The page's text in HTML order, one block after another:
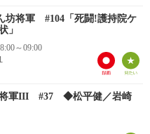
坊将軍 #104「死闘!護持院ケ
」
～09:00
将軍III #37 ◆松平健／岩崎